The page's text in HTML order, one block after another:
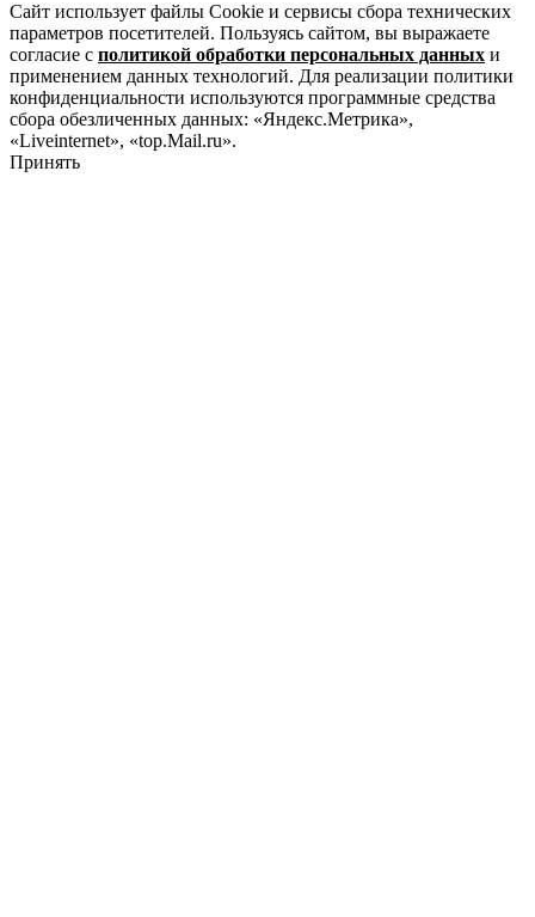
Сайт использует файлы Cookie и сервисы сбора технических
параметров посетителей. Пользуясь сайтом, вы выражаете
согласие с политикой обработки персональных данных и
применением данных технологий. Для реализации политики
конфиденциальности используются программные средства
сбора обезличенных данных: «Яндекс.Метрика»,
«Liveinternet», «top.Mail.ru».
Принять